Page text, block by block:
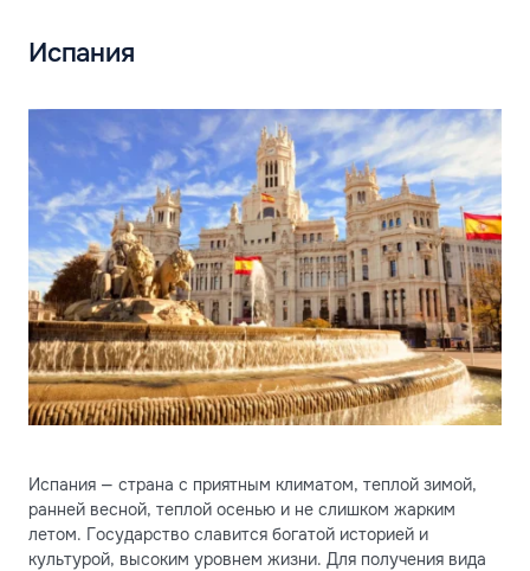
Испания
Испания — страна с приятным климатом, теплой зимой,
ранней весной, теплой осенью и не слишком жарким
летом. Государство славится богатой историей и
культурой, высоким уровнем жизни. Для получения вида